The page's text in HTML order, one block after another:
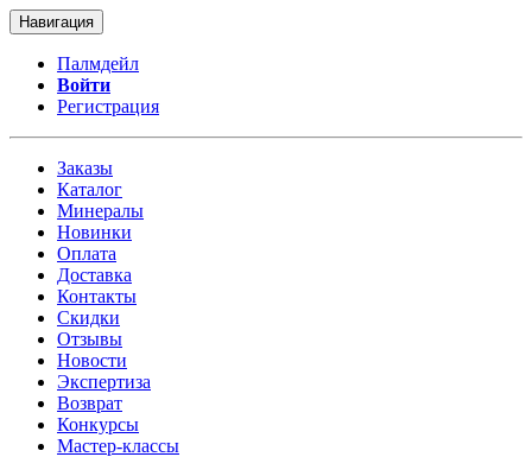
Навигация
Палмдейл
Войти
Регистрация
Заказы
Каталог
Минералы
Новинки
Оплата
Доставка
Контакты
Скидки
Отзывы
Новости
Экспертиза
Возврат
Конкурсы
Мастер-классы